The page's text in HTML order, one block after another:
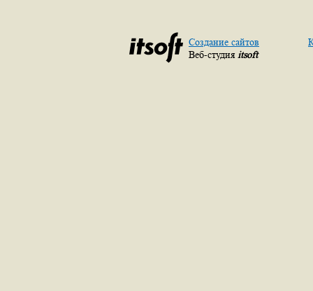
Создание сайтов
Веб-студия itsoft